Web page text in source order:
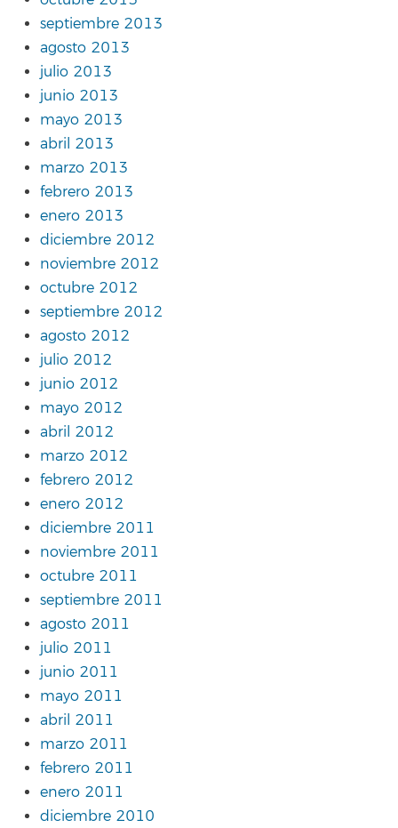
septiembre 2013
agosto 2013
julio 2013
junio 2013
mayo 2013
abril 2013
marzo 2013
febrero 2013
enero 2013
diciembre 2012
noviembre 2012
octubre 2012
septiembre 2012
agosto 2012
julio 2012
junio 2012
mayo 2012
abril 2012
marzo 2012
febrero 2012
enero 2012
diciembre 2011
noviembre 2011
octubre 2011
septiembre 2011
agosto 2011
julio 2011
junio 2011
mayo 2011
abril 2011
marzo 2011
febrero 2011
enero 2011
diciembre 2010